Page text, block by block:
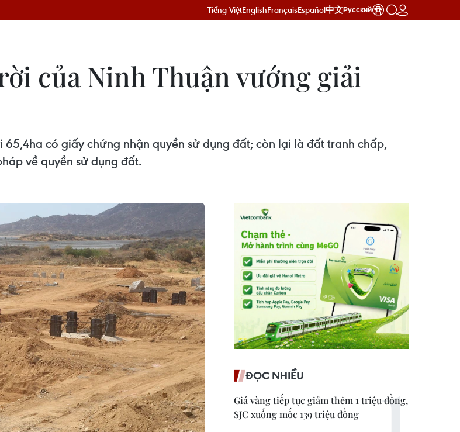
Tiếng ViệtEnglishFrançaisEspañol中文Русский
của Ninh Thuận vướng giải
có giấy chứng nhận quyền sử dụng đất; còn lại là đất tranh chấp,
về quyền sử dụng đất.
ĐỌC NHIỀU
Giá vàng tiếp tục giảm thêm 1 triệu đồng,
SJC xuống mốc 139 triệu đồng